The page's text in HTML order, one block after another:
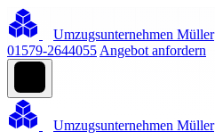
Umzugsunternehmen Müller
01579-2644055 Angebot anfordern
Umzugsunternehmen Müller